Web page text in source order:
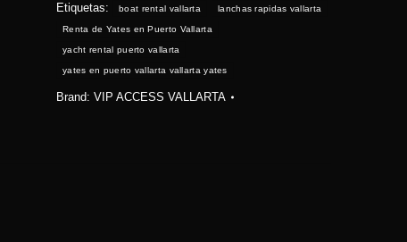
Etiquetas:
boat rental vallarta lanchas rapidas vallarta
Renta de Yates en Puerto Vallarta
yacht rental puerto vallarta
yates en puerto vallarta vallarta yates
Brand:VIP ACCESS VALLARTA